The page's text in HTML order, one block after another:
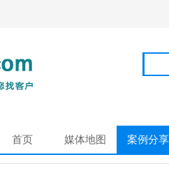
首页 媒体地图 案例分享